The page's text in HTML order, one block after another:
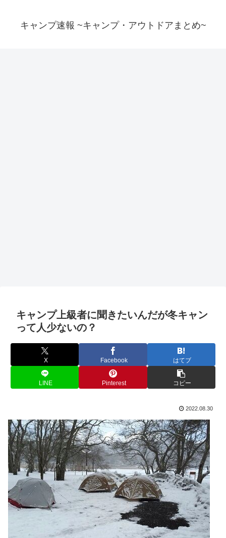
キャンプ速報 ~キャンプ・アウトドアまとめ~
キャンプ上級者に聞きたいんだが冬キャン
って人少ないの？
X Facebook はてブ
LINE Pinterest コピー
2022.08.30